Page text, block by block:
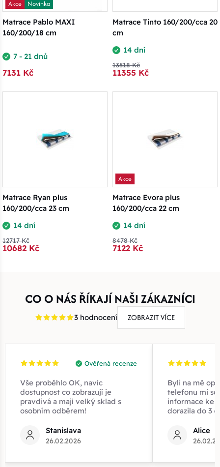
Akce
Novinka
Matrace Pablo MAXI
160/200/18 cm
7 - 21 dnů
7131 Kč
Matrace Tinto 160/200/cca 20
cm
14 dní
13518 Kč
11355 Kč
Matrace Ryan plus
160/200/cca 23 cm
14 dní
12717 Kč
10682 Kč
Akce
Matrace Evora plus
160/200/cca 22 cm
14 dní
8478 Kč
7122 Kč
CO O NÁS ŘÍKAJÍ NAŠI ZÁKAZNÍCI
3 hodnocení ZOBRAZIT VÍCE
Ověřená recenze
Vše proběhlo OK, navíc
dostupnost co zobrazují je
pravdivá a mají velký sklad s
osobním odběrem!
Stanislava
26.02.2026
Byli na mě
telefonu mi
informace ke
dorazila do 3
Alice